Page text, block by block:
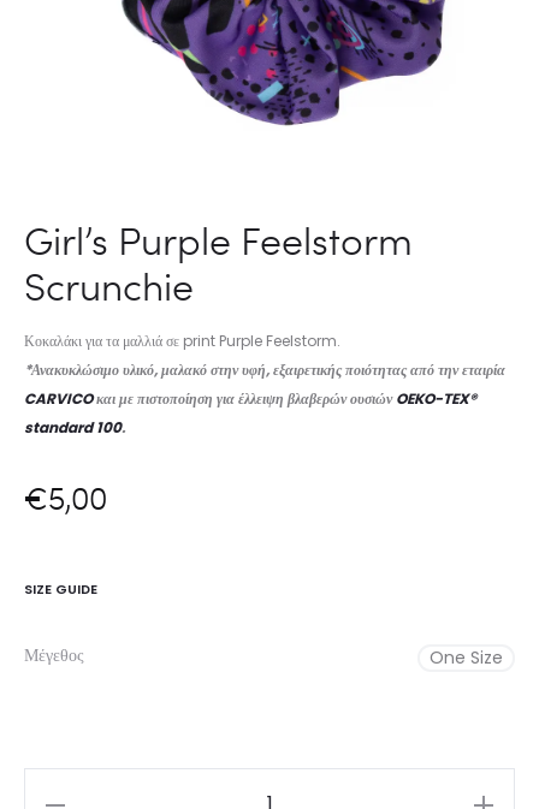
Girl’s Purple Feelstorm
Scrunchie
Κοκαλάκι για τα μαλλιά σε print Purple Feelstorm.
*Ανακυκλώσιμο υλικό, μαλακό στην υφή, εξαιρετικής ποιότητας από την εταιρία
CARVICOκαι με πιστοποίηση για έλλειψη βλαβερών ουσιών OEKO-TEX®
standard 100.
€5,00
SIZE GUIDE
Μέγεθος One Size